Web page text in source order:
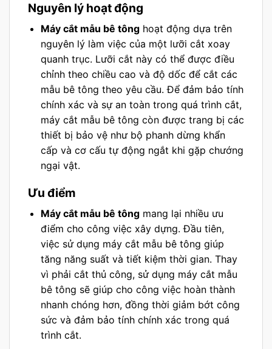
Nguyên lý hoạt động
Máy cắt mẫu bê tônghoạt động dựa trên
nguyên lý làm việc của một lưỡi cắt xoay
quanh trục. Lưỡi cắt này có thể được điều
chỉnh theo chiều cao và độ dốc để cắt các
mẫu bê tông theo yêu cầu. Để đảm bảo tính
chính xác và sự an toàn trong quá trình cắt,
máy cắt mẫu bê tông còn được trang bị các
thiết bị bảo vệ như bộ phanh dừng khẩn
cấp và cơ cấu tự động ngắt khi gặp chướng
ngại vật.
Ưu điểm
Máy cắt mẫu bê tôngmang lại nhiều ưu
điểm cho công việc xây dựng. Đầu tiên,
việc sử dụng máy cắt mẫu bê tông giúp
tăng năng suất và tiết kiệm thời gian. Thay
vì phải cắt thủ công, sử dụng máy cắt mẫu
bê tông sẽ giúp cho công việc hoàn thành
nhanh chóng hơn, đồng thời giảm bớt công
sức và đảm bảo tính chính xác trong quá
trình cắt.